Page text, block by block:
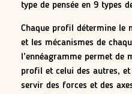
type de pensée en 9 types
Chaque profil détermine le
et les mécanismes de
l’ennéagramme permet de
profil et celui des autres, et
servir des forces et des